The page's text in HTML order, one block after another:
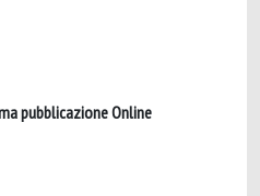
pubblicazione Online